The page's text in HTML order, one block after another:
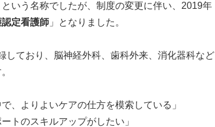
という名称でしたが、制度の変更に伴い、2019年
定看護師 」となりました。
しており、脳神経外科、歯科外来、消化器科など
、よりよいケアの仕方を模索している」
トのスキルアップがしたい」